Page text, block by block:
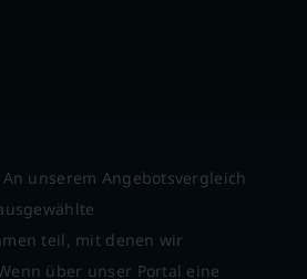
An unserem Angebotsvergleich
teil, mit denen wir
über unser Portal eine